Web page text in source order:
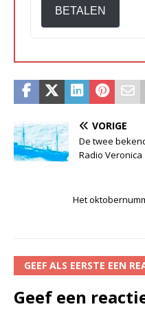
BETALEN
VORIGE
De twee
Radio Veronica
Het
GEEF ALS EERSTE EEN
Geef een